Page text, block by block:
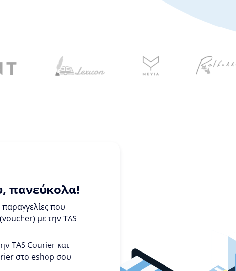
πανεύκολα!
που
με την TAS
TAS Courier και
στο eshop σου